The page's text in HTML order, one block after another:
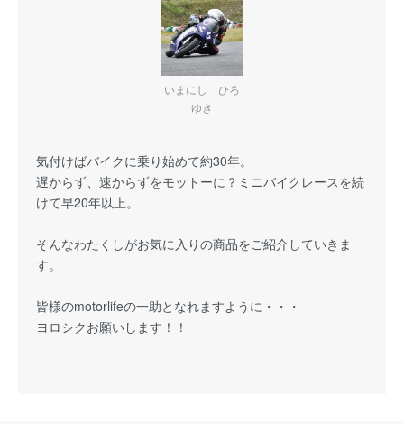
いまにし ひろ
ゆき
気付けばバイクに乗り始めて約30年。
遅からず、速からずをモットーに？ミニバイクレースを続
けて早20年以上。
そんなわたくしがお気に入りの商品をご紹介していきま
す。
皆様のmotorlifeの一助となれますように・・・
ヨロシクお願いします！！